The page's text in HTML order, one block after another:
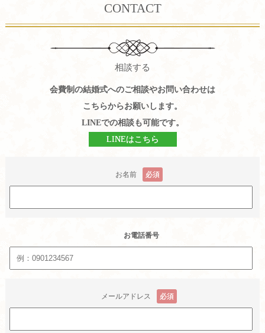
CONTACT
相談する
会費制の結婚式へのご相談やお問い合わせは
こちらからお願いします。
LINEでの相談も可能です。
LINEはこちら
お名前 必須
お電話番号
メールアドレス 必須